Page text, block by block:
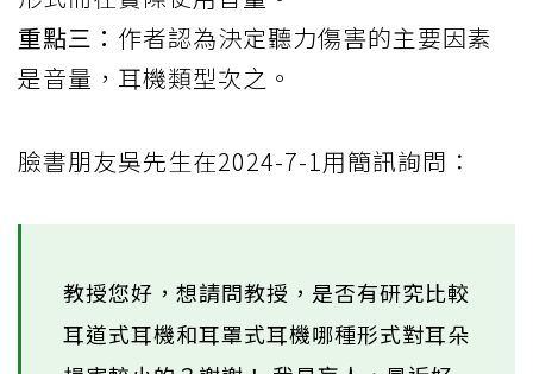
重點三： 作者認為決定聽力傷害的主要因素
是音量，耳機類型次之。
臉書朋友吳先生在2024-7-1用簡訊詢問：
教授您好，想請問教授，是否有研究比較
耳道式耳機和耳罩式耳機哪種形式對耳朵